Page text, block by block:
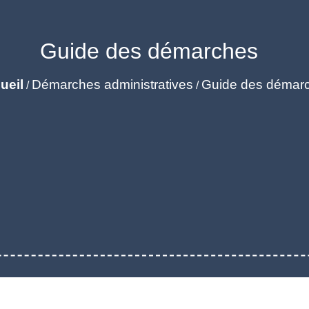
Guide des démarches
/ Démarches administratives / Guide des